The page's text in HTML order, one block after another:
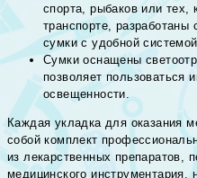
спорта, рыбаков или тех,
транспорте,
сумки с удобной
Сумки оснащены
позволяет пользоваться
освещенности.
Каждая укладка для оказания
собой комплект
из лекарственных препаратов,
медицинского инструментария,